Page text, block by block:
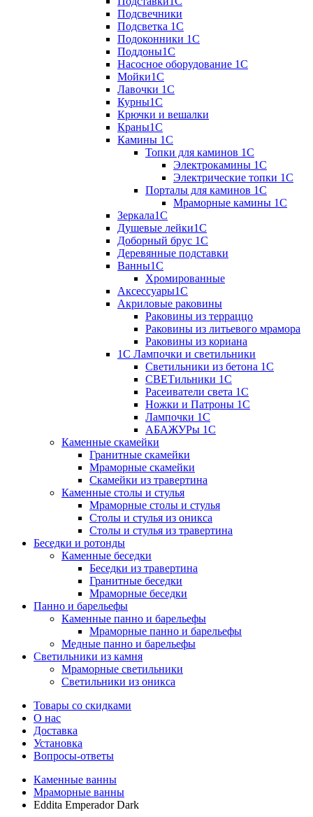
Подсвечники
Подсветка 1С
Подоконники 1С
Поддоны1С
Насосное оборудование 1С
Мойки1С
Лавочки 1С
Курны1С
Крючки и вешалки
Краны1С
Камины 1C
Топки для каминов 1C
Электрокамины 1С
Электрические топки 1C
Порталы для каминов 1С
Мраморные камины 1C
Зеркала1С
Душевые лейки1С
Доборный брус 1С
Деревянные подставки
Ванны1С
Хромированные
Аксессуары1С
Акриловые раковины
Раковины из терраццо
Раковины из литьевого мрамора
Раковины из кориана
1С Лампочки и светильники
Светильники из бетона 1С
СВЕТильники 1С
Расеиватели света 1С
Ножки и Патроны 1С
Лампочки 1С
АБАЖУРы 1С
Каменные скамейки
Гранитные скамейки
Мраморные скамейки
Скамейки из травертина
Каменные столы и стулья
Мраморные столы и стулья
Столы и стулья из оникса
Столы и стулья из травертина
Беседки и ротонды
Каменные беседки
Беседки из травертина
Гранитные беседки
Мраморные беседки
Панно и барельефы
Каменные панно и барельефы
Мраморные панно и барельефы
Медные панно и барельефы
Светильники из камня
Мраморные светильники
Светильники из оникса
Товары со скидками
О нас
Доставка
Установка
Вопросы-ответы
Каменные ванны
Мраморные ванны
Eddita Emperador Dark